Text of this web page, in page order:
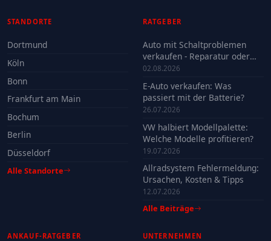
STANDORTE
Dortmund
Köln
Bonn
Frankfurt am Main
Bochum
Berlin
Düsseldorf
Alle Standorte
RATGEBER
Auto mit Schaltproblemen
verkaufen - Reparatur oder
Verkauf?
02.08.2026
E-Auto verkaufen: Was
passiert mit der Batterie?
26.07.2026
VW halbiert Modellpalette:
Welche Modelle profitieren?
19.07.2026
Allradsystem Fehlermeldung:
Ursachen, Kosten & Tipps
12.07.2026
Alle Beiträge
ANKAUF-RATGEBER UNTERNEHMEN